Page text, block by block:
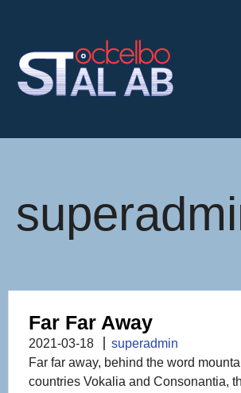
Far Far Away
2021-03-18
superadmin
Far far away, behind the word
countries Vokalia and Consonantia,